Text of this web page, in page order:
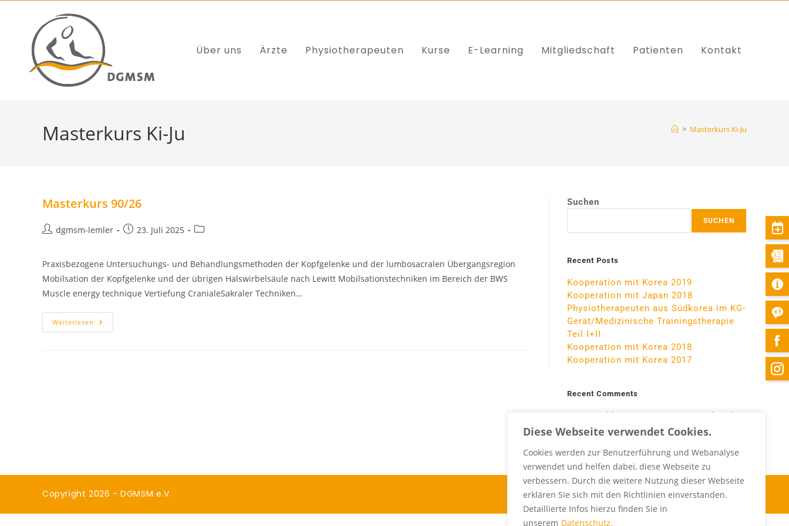
Diese Webseite verwendet Cookies.
Cookies werden zur Benutzerführung und Webanalyse
verwendet und helfen dabei, diese Webseite zu
verbessern. Durch die weitere Nutzung dieser Webseite
erklären Sie sich mit den Richtlinien einverstanden.
Detaillierte Infos hierzu finden Sie in
unserem Datenschutz.
Über uns Ärzte Physiotherapeuten Kurse E-Learning Mitgliedschaft Patienten Kontakt
Masterkurs Ki-Ju > Masterkurs Ki-Ju
Masterkurs 90/26
dgmsm-lemler 23. Juli 2025
Praxisbezogene Untersuchungs- und Behandlungsmethoden der Kopfgelenke und der lumbosacralen Übergangsregion
Mobilsation der Kopfgelenke und der übrigen Halswirbelsäule nach Lewitt Mobilsationstechniken im Bereich der BWS
Muscle energy technique Vertiefung CranialeSakraler Techniken…
Weiterlesen
Suchen
SUCHEN
Recent Posts
Kooperation mit Korea 2019
Kooperation mit Japan 2018
Physiotherapeuten aus Südkorea im KG-
Gerät/Medizinische Trainingstherapie
Teil I+II
Kooperation mit Korea 2018
Kooperation mit Korea 2017
Recent Comments
Es sind keine Kommentare vorhanden.
Impressum Datenschutz FAQs
Copyright 2026 - DGMSM e.V.